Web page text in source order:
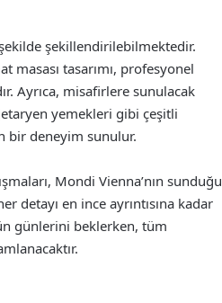
şekillendirilebilmektedir.
masası tasarımı, profesyonel
Ayrıca, misafirlere sunulacak
yemekleri gibi çeşitli
bir deneyim sunulur.
Mondi Vienna’nın sunduğu
detayı en ince ayrıntısına kadar
günlerini beklerken, tüm